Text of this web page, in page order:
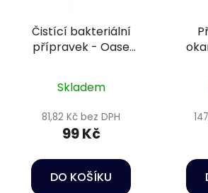
Čistící bakteriální
přípravek - Oase
Skladem
81,82 Kč bez DPH
99 Kč
DO KOŠÍKU